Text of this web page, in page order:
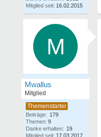
Mitglied seit: 16.02.2015
M
Mwallus
Mitglied
Beiträge: 179
Themen: 9
Danke erhalten: 19
Mitglied seit: 17.03.2017